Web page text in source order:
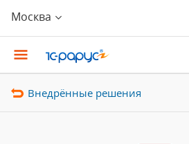
Москва
Внедрённые решения